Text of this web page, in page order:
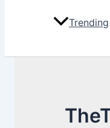
Trending